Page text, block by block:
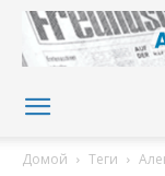
Домой Теги